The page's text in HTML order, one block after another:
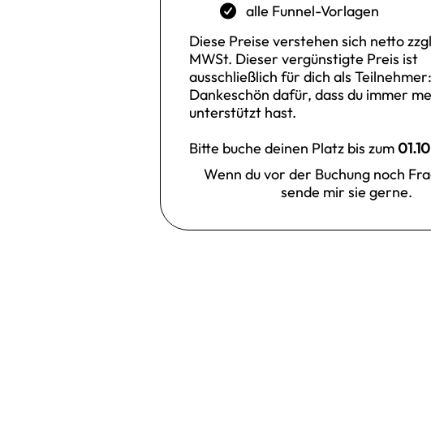
alle Funnel-Vorlagen
Diese Preise verstehen sich netto
MWSt. Dieser vergünstigte Preis ist
ausschließlich für dich als
Dankeschön dafür, dass du immer
unterstützt hast.
Bitte buche deinen Platz bis zum
Wenn du vor der Buchung noch
sende mir sie gerne.